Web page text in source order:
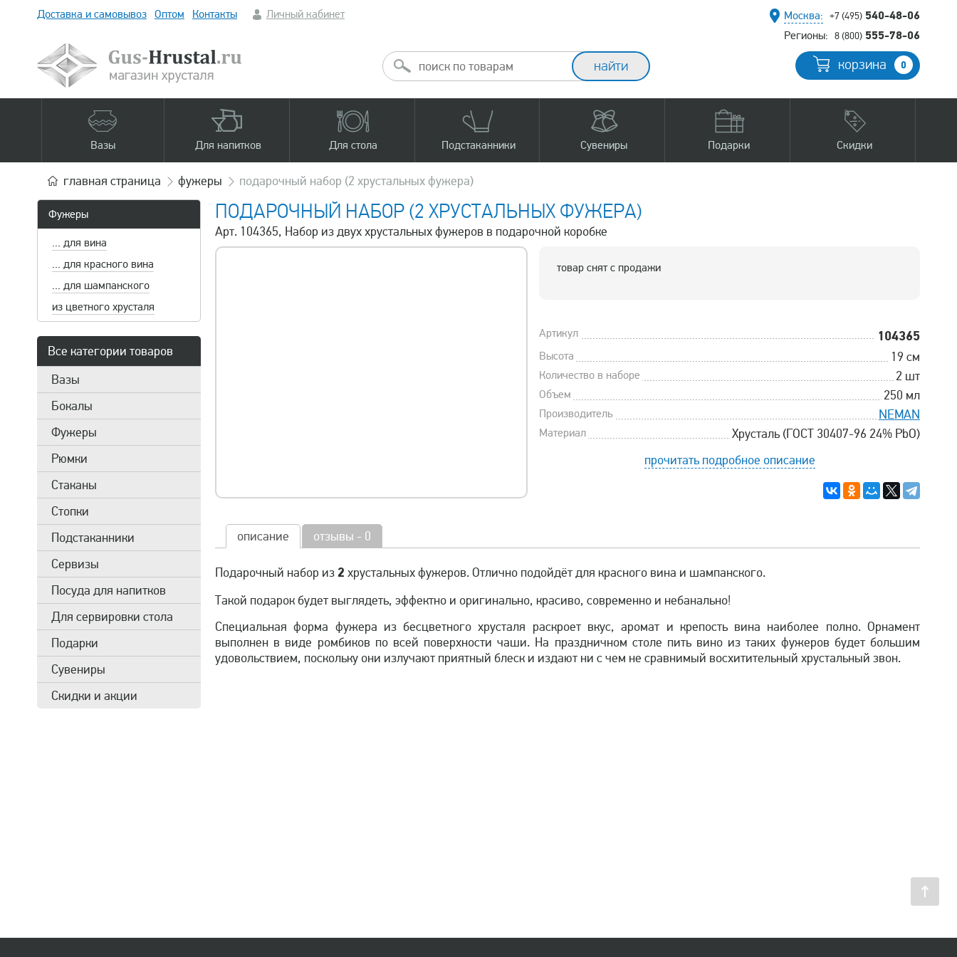
Доставка и самовывоз Оптом Контакты Личный кабинет Москва: +7 (495) 540-48-06
Регионы: 8 (800) 555-78-06
корзина 0
Вазы Для напитков Для стола Подстаканники Сувениры Подарки Скидки
главная страница фужеры подарочный набор (2 хрустальных фужера)
Фужеры
... для вина
... для красного вина
... для шампанского
из цветного хрусталя
Все категории товаров
Вазы
Бокалы
Фужеры
Рюмки
Стаканы
Стопки
Подстаканники
Сервизы
Посуда для напитков
Для сервировки стола
Подарки
Сувениры
Скидки и акции
ПОДАРОЧНЫЙ НАБОР (2 ХРУСТАЛЬНЫХ ФУЖЕРА)
Арт. 104365, Набор из двух хрустальных фужеров в подарочной коробке
товар снят с продажи
Артикул 104365
Высота 19 см
Количество в наборе 2 шт
Объем 250 мл
Производитель NEMAN
Материал
Хрусталь (ГОСТ 30407-96 24% PbO)
прочитать подробное описание
описание отзывы - 0
Подарочный набор из 2 хрустальных фужеров. Отлично подойдёт для красного вина и шампанского.
Такой подарок будет выглядеть, эффектно и оригинально, красиво, современно и небанально!
Специальная форма фужера из бесцветного хрусталя раскроет вкус, аромат и крепость вина наиболее полно. Орнамент
выполнен в виде ромбиков по всей поверхности чаши. На праздничном столе пить вино из таких фужеров будет большим
удовольствием, поскольку они излучают приятный блеск и издают ни с чем не сравнимый восхитительный хрустальный звон.